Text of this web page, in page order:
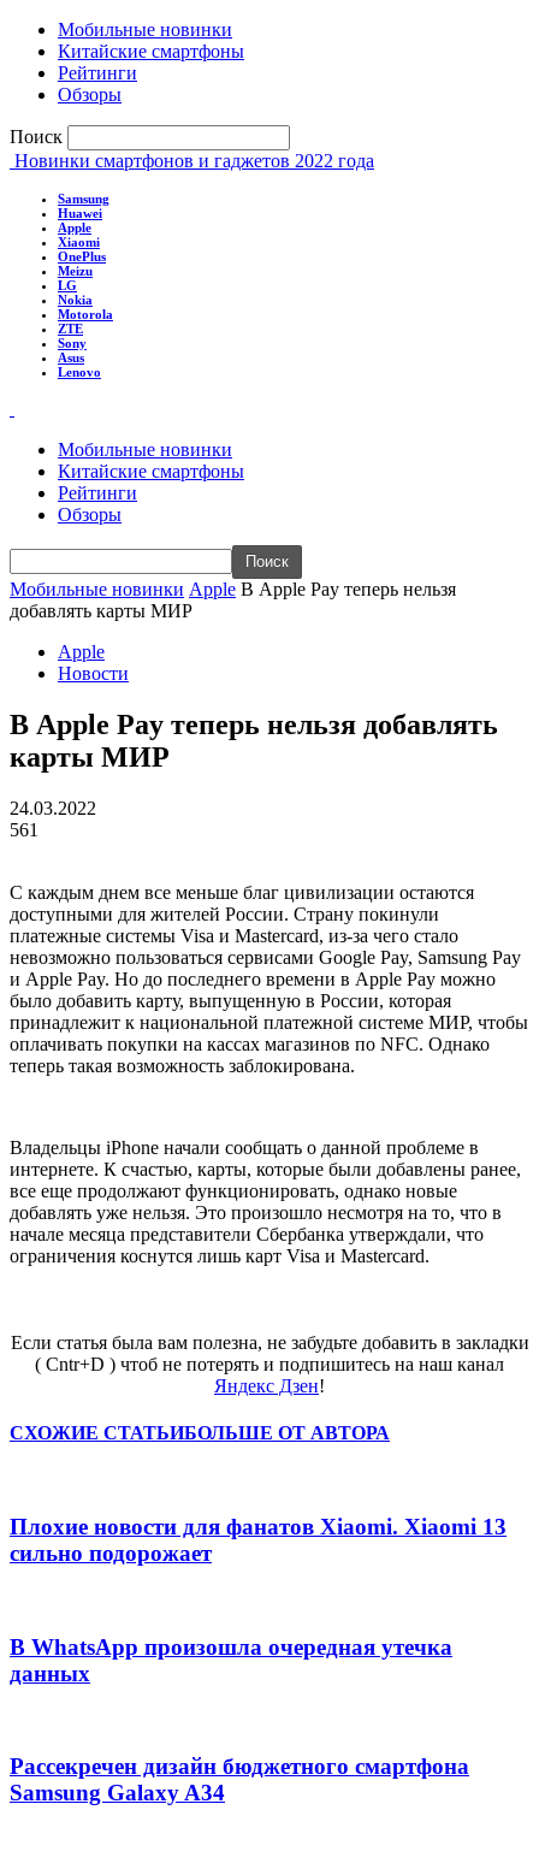
Мобильные новинки
Китайские смартфоны
Рейтинги
Обзоры
Поиск
Новинки смартфонов и гаджетов 2022 года
Samsung
Huawei
Apple
Xiaomi
OnePlus
Meizu
LG
Nokia
Motorola
ZTE
Sony
Asus
Lenovo
Мобильные новинки
Китайские смартфоны
Рейтинги
Обзоры
Мобильные новинки Apple В Apple Pay теперь нельзя
добавлять карты МИР
Apple
Новости
В Apple Pay теперь нельзя добавлять
карты МИР
24.03.2022
561
С каждым днем все меньше благ цивилизации остаются
доступными для жителей России. Страну покинули
платежные системы Visa и Mastercard, из-за чего стало
невозможно пользоваться сервисами Google Pay, Samsung Pay
и Apple Pay. Но до последнего времени в Apple Pay можно
было добавить карту, выпущенную в России, которая
принадлежит к национальной платежной системе МИР, чтобы
оплачивать покупки на кассах магазинов по NFC. Однако
теперь такая возможность заблокирована.
Владельцы iPhone начали сообщать о данной проблеме в
интернете. К счастью, карты, которые были добавлены ранее,
все еще продолжают функционировать, однако новые
добавлять уже нельзя. Это произошло несмотря на то, что в
начале месяца представители Сбербанка утверждали, что
ограничения коснутся лишь карт Visa и Mastercard.
Если статья была вам полезна, не забудьте добавить в закладки
( Cntr+D ) чтоб не потерять и подпишитесь на наш канал
Яндекс Дзен!
СХОЖИЕ СТАТЬИБОЛЬШЕ ОТ АВТОРА
Плохие новости для фанатов Xiaomi. Xiaomi 13
сильно подорожает
В WhatsApp произошла очередная утечка
данных
Рассекречен дизайн бюджетного смартфона
Samsung Galaxy A34